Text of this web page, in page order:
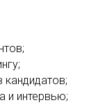
и интервью;